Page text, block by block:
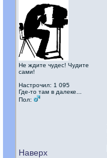
Не ждите чудес! Чудите
сами!
Настрочил: 1 095
Где-то там в далеке...
Пол:
Наверх